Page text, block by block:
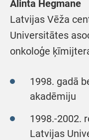
Alinta Hegmane
Latvijas Vēža
Universitātes
onkoloģe
1998. gadā
akadēmiju
1998.-2002.
Latvijas